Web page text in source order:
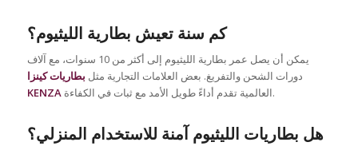
كم سنة تعيش بطارية الليثيوم؟
يمكن أن يصل عمر بطارية الليثيوم إلى أكثر من 10 سنوات، مع آلاف
دورات الشحن والتفريغ. بعض العلامات التجارية مثل بطاريات كينزا
KENZA
العالمية تقدم أداءً طويل الأمد مع ثبات في الكفاءة.
هل بطاريات الليثيوم آمنة للاستخدام المنزلي؟